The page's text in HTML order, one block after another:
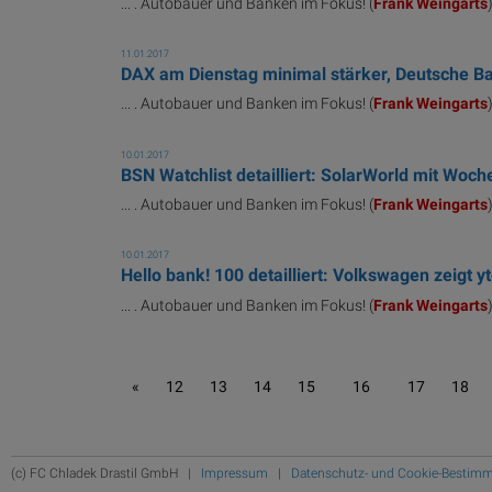
11.01.2017
DAX am Dienstag minimal stärker, Deutsche
... . Autobauer und Banken im Fokus! (FrankWeingarts
10.01.2017
BSN Watchlist detailliert: SolarWorld mit
... . Autobauer und Banken im Fokus! (FrankWeingarts
10.01.2017
Hello bank! 100 detailliert: Volkswagen zeigt
... . Autobauer und Banken im Fokus! (FrankWeingarts
« 12 13 14 15 16 17 18
(c) FC Chladek Drastil GmbH | Impressum | Datenschutz- und Cookie-